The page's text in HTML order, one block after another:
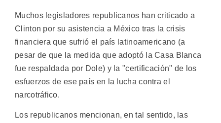
Muchos legisladores republicanos han criticado a
Clinton por su asistencia a México tras la crisis
financiera que sufrió el país latinoamericano (a
pesar de que la medida que adoptó la Casa Blanca
fue respaldada por Dole) y la "certificación" de los
esfuerzos de ese país en la lucha contra el
narcotráfico.
Los republicanos mencionan, en tal sentido, las